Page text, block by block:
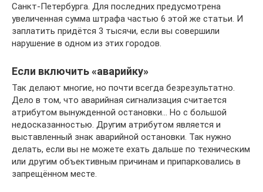
Санкт-Петербурга. Для последних предусмотрена
увеличенная сумма штрафа частью 6 этой же статьи. И
заплатить придётся 3 тысячи, если вы совершили
нарушение в одном из этих городов.
Если включить «аварийку»
Так делают многие, но почти всегда безрезультатно.
Дело в том, что аварийная сигнализация считается
атрибутом вынужденной остановки… Но с большой
недосказанностью. Другим атрибутом является и
выставленный знак аварийной остановки. Так нужно
делать, если вы не можете ехать дальше по техническим
или другим объективным причинам и припарковались в
запрещённом месте.